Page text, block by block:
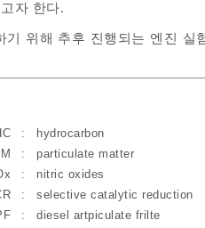
자 한다.
기 위해 추후 진행되는 엔진
:
hydrocarbon
:
particulate matter
:
nitric oxides
:
selective catalytic reduction
:
diesel artpiculate frilte